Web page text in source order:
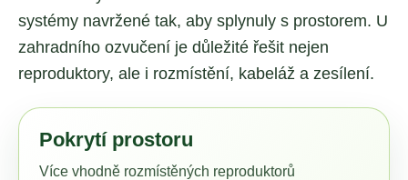
systémy navržené tak, aby splynuly s prostorem. U
zahradního ozvučení je důležité řešit nejen
reproduktory, ale i rozmístění, kabeláž a zesílení.
Pokrytí prostoru
Více vhodně rozmístěných reproduktorů
ř
e
u
j
e